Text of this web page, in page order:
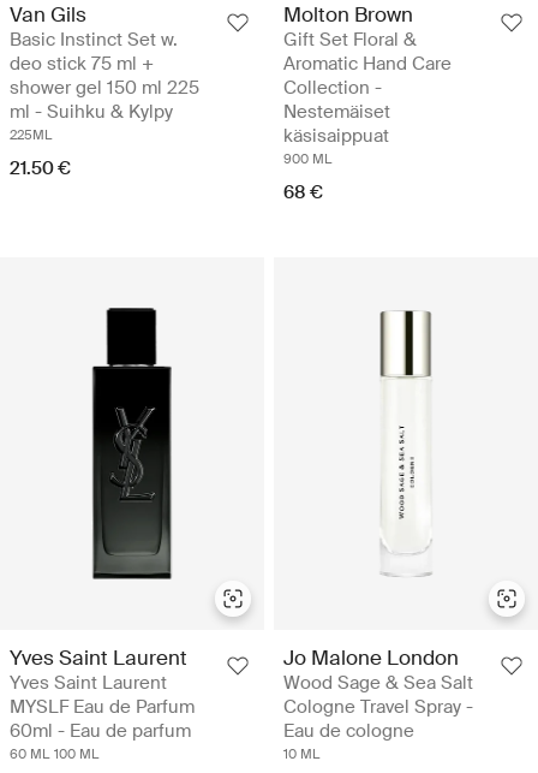
Van Gils
Basic Instinct Set w.
deo stick 75 ml +
shower gel 150 ml 225
ml - Suihku & Kylpy
225ML
21.50 €
Molton Brown
Gift Set Floral &
Aromatic Hand Care
Collection -
Nestemäiset
käsisaippuat
900 ML
68 €
Yves Saint Laurent
Yves Saint Laurent
MYSLF Eau de Parfum
60ml - Eau de parfum
60 ML 100 ML
Jo Malone London
Wood Sage & Sea Salt
Cologne Travel Spray -
Eau de cologne
10 ML